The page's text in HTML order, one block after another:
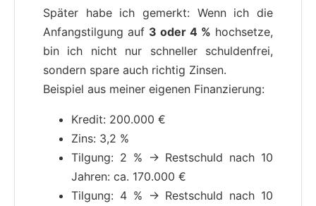
Später habe ich gemerkt: Wenn ich die
Anfangstilgung auf 3 oder 4 % hochsetze,
bin ich nicht nur schneller schuldenfrei,
sondern spare auch richtig Zinsen.
Beispiel aus meiner eigenen Finanzierung:
Kredit: 200.000 €
Zins: 3,2 %
Tilgung: 2 % → Restschuld nach 10
Jahren: ca. 170.000 €
Tilgung: 4 % → Restschuld nach 10